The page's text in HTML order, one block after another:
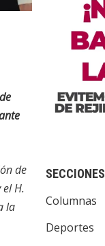
de
H.
la
SECCIONES
Columnas
Deportes